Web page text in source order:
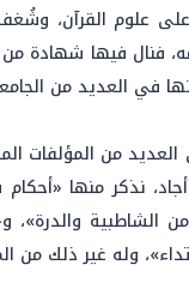
علوم القرآن،
فنال فيها شهادة من
في العديد من
من المؤلفات
نذكر منها «أحكام
الشاطبية والدرة»،
وله غير ذلك من